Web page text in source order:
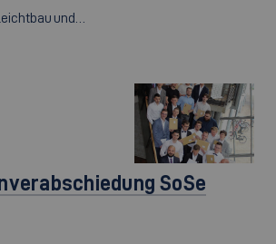
und…
SoSe